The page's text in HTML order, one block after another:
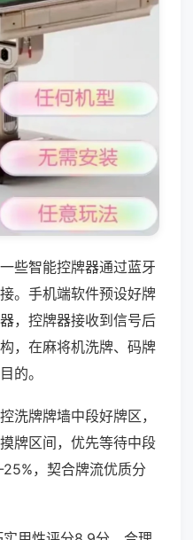
些智能控牌器通过蓝牙
。手机端软件预设好牌
，控牌器接收到信号后
，在麻将机洗牌、码牌
的。
洗牌牌墙中段好牌区，
牌区间，优先等待中段
，契合牌流优质分